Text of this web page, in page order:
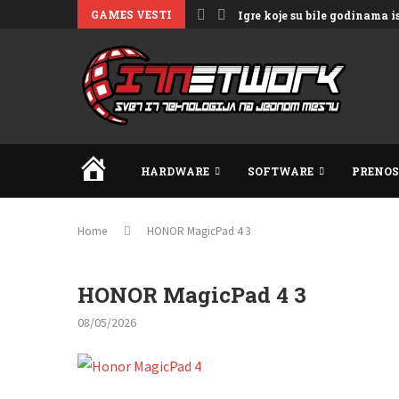
GAMES VESTI Igre koje su bile godinama
HOMEHARDWARE SOFTWARE
Home HONOR MagicPad 4 3
HONOR MagicPad 4 3
08/05/2026